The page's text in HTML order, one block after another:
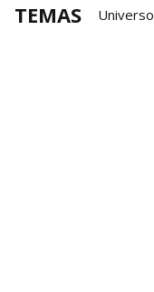
TEMAS Universo